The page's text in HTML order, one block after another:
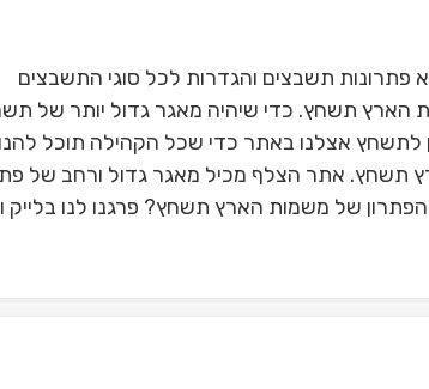
תשבצים והגדרות לכל סוגי התשבצים
הארץ תשחץ. כדי שיהיה מאגר גדול יותר של
אצלנו באתר כדי שכל הקהילה תוכל
תשחץ. אתר הצלף מכיל מאגר גדול ורחב של
של משמות הארץ תשחץ? פרגנו לנו בלייק